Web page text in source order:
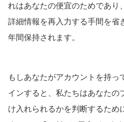
れはあなたの便宜のためであり
詳細情報を再入力する手間を省
年間保持されます。
もしあなたがアカウントを持っ
インすると、私たちはあなたの
け入れられるかを判断するため